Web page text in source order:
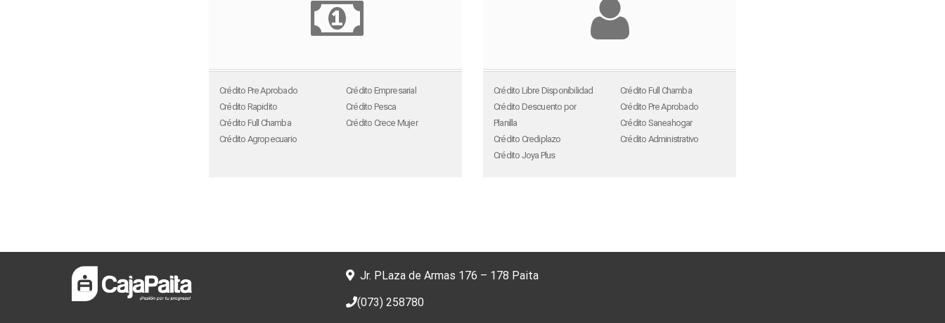
Crédito Pre Aprobado
Crédito Rapidito
Crédito Full Chamba
Crédito Agropecuario
Crédito Empresarial
Crédito Pesca
Crédito Crece Mujer
Crédito Libre Disponibilidad
Crédito Descuento por
Planilla
Crédito Crediplazo
Crédito Joya Plus
Crédito Full Chamba
Crédito Pre Aprobado
Crédito Saneahogar
Crédito Administrativo
Jr. PLaza de Armas 176 – 178 Paita
(073) 258780